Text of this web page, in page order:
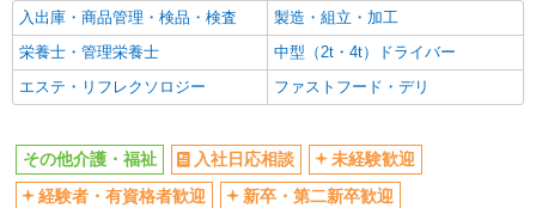
昇給あり
完全週休2日制
フルタイム歓迎
禁煙・分煙
駅直結・駅チカ
車通勤OK
残業少なめ（月20h未満）
交通費支給
社会保険あり
産休・育休取得実績あり
入出庫・商品管理・検品・検査
製造・組立・加工
栄養士・管理栄養士
中型（2t・4t）ドライバー
エステ・リフレクソロジー
ファストフード・デリ
その他介護・福祉 入社日応相談
未経験歓迎
経験者・有資格者歓迎
新卒・第二新卒歓迎